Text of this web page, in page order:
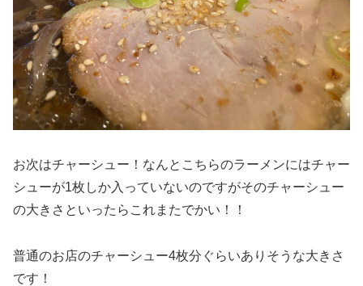
お次はチャーシュー！なんとこちらのラーメンにはチャー
シューが1枚しか入っていないのですがそのチャーシュー
の大きさといったらこれまたでかい！！
普通のお店のチャーシュー4枚分ぐらいありそうな大きさ
です！